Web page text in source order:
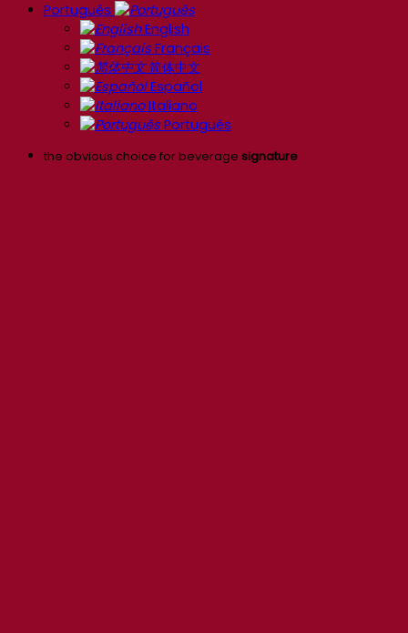
Português
English
Français
简体中文
Español
Italiano
Português
the obvious choice for beverage signature